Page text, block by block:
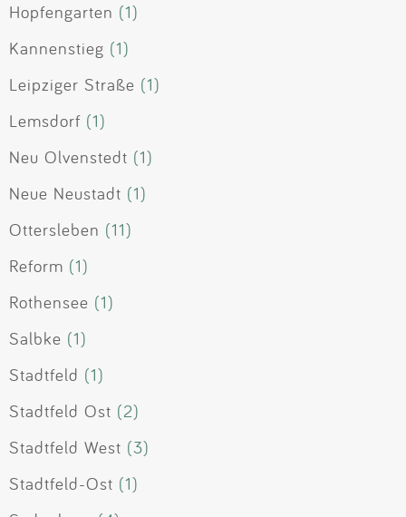
Hopfengarten (1)
Kannenstieg (1)
Leipziger Straße (1)
Lemsdorf (1)
Neu Olvenstedt (1)
Neue Neustadt (1)
Ottersleben (11)
Reform (1)
Rothensee (1)
Salbke (1)
Stadtfeld (1)
Stadtfeld Ost (2)
Stadtfeld West (3)
Stadtfeld-Ost (1)